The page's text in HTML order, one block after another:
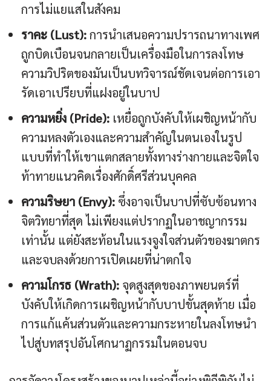
การไม่แยแสในสังคม
ราคะ (Lust):การนำเสนอความปรารถนาทางเพศ
ถูกบิดเบือนจนกลายเป็นเครื่องมือในการลงโทษ
ความวิปริตของมันเป็นบทวิจารณ์ชัดเจนต่อการเอา
รัดเอาเปรียบที่แฝงอยู่ในบาป
ความหยิ่ง (Pride): เหยื่อถูกบังคับให้เผชิญหน้ากับ
ความหลงตัวเองและความสำคัญในตนเองในรูป
แบบที่ทำให้เขาแตกสลายทั้งทางร่างกายและจิตใจ
ท้าทายแนวคิดเรื่องศักดิ์ศรีส่วนบุคคล
ความริษยา (Envy): ซึ่งอาจเป็นบาปที่ซับซ้อนทาง
จิตวิทยาที่สุด ไม่เพียงแต่ปรากฏในอาชญากรรม
เท่านั้น แต่ยังสะท้อนในแรงจูงใจส่วนตัวของฆาตกร
และจบลงด้วยการเปิดเผยที่น่าตกใจ
ความโกรธ (Wrath): จุดสูงสุดของภาพยนตร์ที่
บังคับให้เกิดการเผชิญหน้ากับบาปขั้นสุดท้าย เมื่อ
การแก้แค้นส่วนตัวและความกระหายในลงโทษนำ
ไปสู่บทสรุปอันโศกนาฏกรรมในตอนจบ